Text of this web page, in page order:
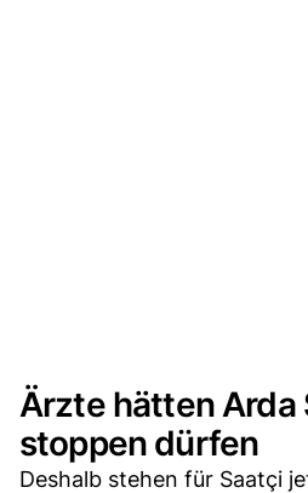
Ärzte hätten Arda
stoppen dürfen
Deshalb stehen für Saatçi